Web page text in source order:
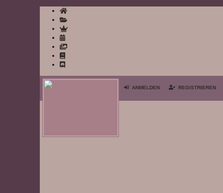
ANMELDEN REGISTRIEREN
Home